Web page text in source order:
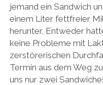
jemand ein Sandwich
einem Liter fettfreier
herunter, Entweder
keine Probleme mit
zerstörerischen
Termin aus dem Weg
uns nur zwei